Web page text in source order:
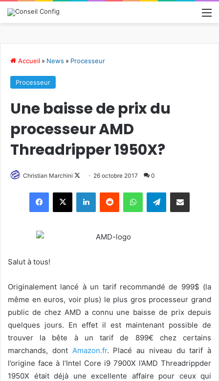
Accueil » News » Processeur
Processeur
Une baisse de prix du
processeur AMD
Threadripper 1950X?
Christian Marchini
l
26 octobre 2017 0
Telegram
Salut à tous!
Originalement lancé à un tarif recommandé de 999$ (la
même en euros, voir plus) le plus gros processeur grand
public de chez AMD a connu une baisse de prix depuis
quelques jours. En effet il est maintenant possible de
trouver la bête à un tarif de 899€ chez certains
marchands, dont Amazon.fr. Placé au niveau du tarif à
l’origine face à l’Intel Core i9 7900X l’AMD Threadrippder
1950X était déjà une excellente affaire pour ceux qui